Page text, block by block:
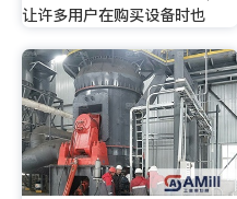
让许多用户在购买设备时也